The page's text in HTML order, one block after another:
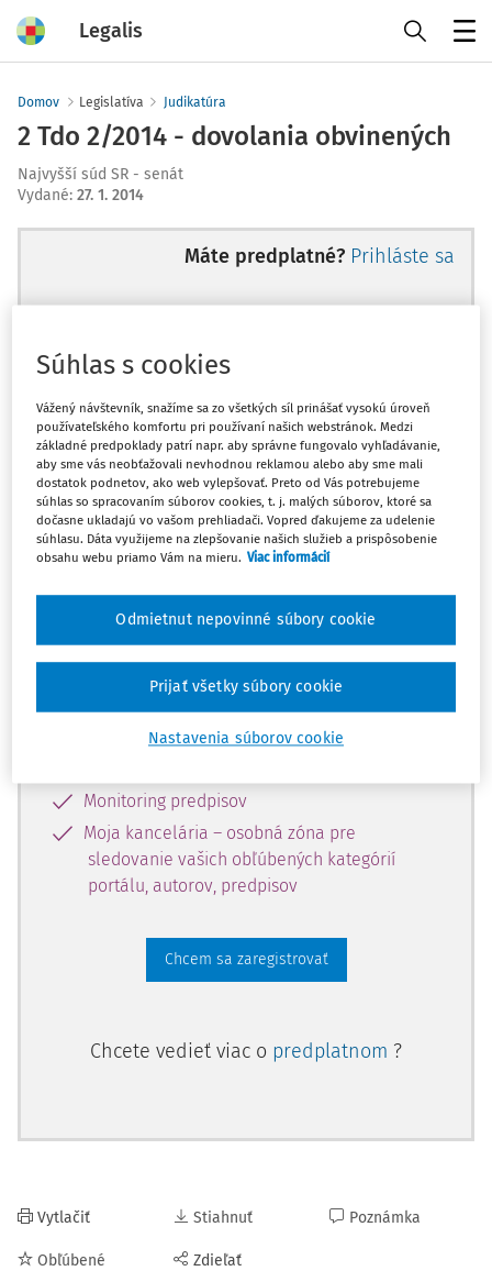
Legalis
Domov Legislatíva Judikatúra
2 Tdo 2/2014 - dovolania obvinených
Najvyšší súd SR - senát
Vydané: 27. 1. 2014
Máte predplatné? Prihláste sa
Ups, zatiaľ ste si prečítali len
začiatok...
Celý odborný obsah z tejto oblasti je
dostupný predplatiteľom portálu.
obsahu a získajte prístup na 10 dní
zdarma, stačí sa len zaregistrovať.
Vďaka registrácii získate prístup aj k
vybranému obsahu:
Monitoring predpisov
Moja kancelária – osobná zóna pre
sledovanie vašich obľúbených kategórií
portálu, autorov, predpisov
Chcem sa zaregistrovať
Chcete vedieť viac o predplatnom ?
Vytlačiť
Obľúbené
Stiahnuť
Zdieľať
Poznámka
Súhlas s cookies
Vážený návštevník, snažíme sa zo všetkých síl prinášať vysokú úroveň
používateľského komfortu pri používaní našich webstránok. Medzi
základné predpoklady patrí napr. aby správne fungovalo vyhľadávanie,
aby sme vás neobťažovali nevhodnou reklamou alebo aby sme mali
dostatok podnetov, ako web vylepšovať. Preto od Vás potrebujeme
súhlas so spracovaním súborov cookies, t. j. malých súborov, ktoré sa
dočasne ukladajú vo vašom prehliadači. Vopred ďakujeme za udelenie
súhlasu. Dáta využijeme na zlepšovanie našich služieb a prispôsobenie
obsahu webu priamo Vám na mieru. Viac informácií
Nastavenia súborov cookie
Odmietnut nepovinné súbory cookie
Prijať všetky súbory cookie